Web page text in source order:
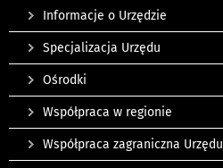
Informacje o Urzędzie
Specjalizacja Urzędu
Ośrodki
Współpraca w regionie
Współpraca zagraniczna Urzędu